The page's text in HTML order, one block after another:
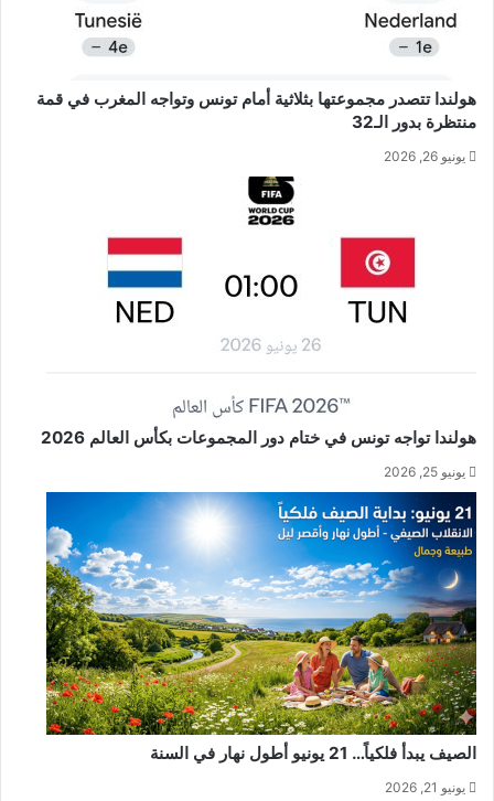
هولندا تتصدر مجموعتها بثلاثية أمام تونس وتواجه المغرب في قمة
منتظرة بدور الـ32
يونيو 26, 2026
هولندا تواجه تونس في ختام دور المجموعات بكأس العالم 2026
يونيو 25, 2026
الصيف يبدأ فلكياً… 21 يونيو أطول نهار في السنة
يونيو 21, 2026